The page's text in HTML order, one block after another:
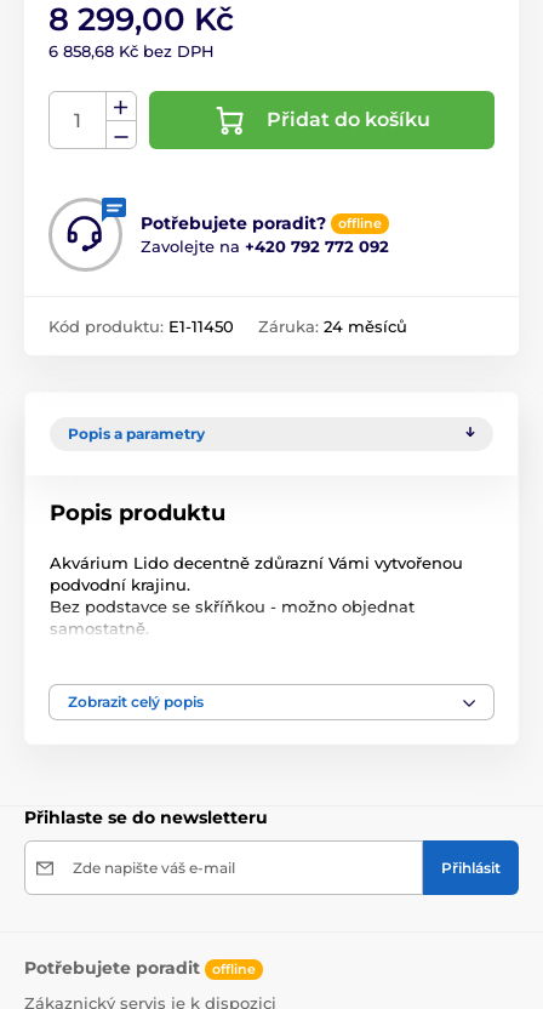
8 299,00 Kč
6 858,68 Kč bez DPH
Přidat do košíku
Potřebujete poradit? offline
Zavolejte na +420 792 772 092
Kód produktu: E1-11450 Záruka: 24 měsíců
Popis a parametry
Popis produktu
Akvárium Lido decentně zdůrazní Vámi vytvořenou
podvodní krajinu.
Bez podstavce se skříňkou - možno objednat
samostatně.
Produkt je zařazen v kategoriích
Zobrazit celý popis
Přihlaste se do newsletteru
Zde napište váš e-mail Přihlásit
Potřebujete poradit offline
Zákaznický servis je k dispozici